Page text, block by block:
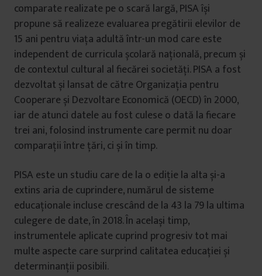
comparate realizate pe o scară largă, PISA își
propune să realizeze evaluarea pregătirii elevilor de
15 ani pentru viața adultă într-un mod care este
independent de curricula școlară națională, precum și
de contextul cultural al fiecărei societăți. PISA a fost
dezvoltat și lansat de către Organizația pentru
Cooperare și Dezvoltare Economică (OECD) în 2000,
iar de atunci datele au fost culese o dată la fiecare
trei ani, folosind instrumente care permit nu doar
comparații între țări, ci și în timp.
PISA este un studiu care de la o ediție la alta și-a
extins aria de cuprindere, numărul de sisteme
educaționale incluse crescând de la 43 la 79 la ultima
culegere de date, în 2018. În același timp,
instrumentele aplicate cuprind progresiv tot mai
multe aspecte care surprind calitatea educației și
determinanții posibili.